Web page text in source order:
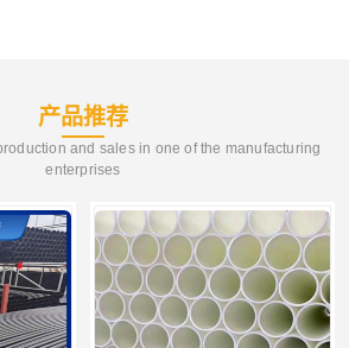
产品推荐
and sales in one of the manufacturing
enterprises